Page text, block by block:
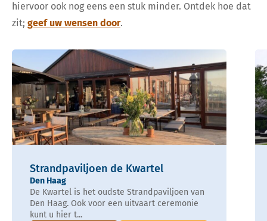
hiervoor ook nog eens een stuk minder. Ontdek hoe dat
zit; geef uw wensen door.
Strandpaviljoen de Kwartel
Den Haag
De Kwartel is het oudste Strandpaviljoen van
Den Haag. Ook voor een uitvaart ceremonie
kunt u hier t...